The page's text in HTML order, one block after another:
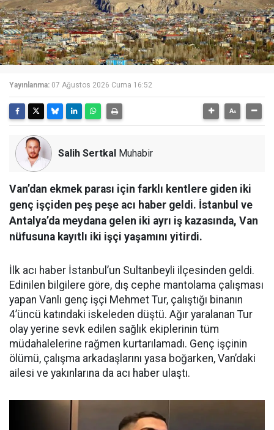
Yayınlanma: 07 Ağustos 2026 Cuma 16:52
Salih Sertkal Muhabir
Van’dan ekmek parası için farklı kentlere giden iki
genç işçiden peş peşe acı haber geldi. İstanbul ve
Antalya’da meydana gelen iki ayrı iş kazasında, Van
nüfusuna kayıtlı iki işçi yaşamını yitirdi.
İlk acı haber İstanbul’un Sultanbeyli ilçesinden geldi.
Edinilen bilgilere göre, dış cephe mantolama çalışması
yapan Vanlı genç işçi Mehmet Tur, çalıştığı binanın
4’üncü katındaki iskeleden düştü. Ağır yaralanan Tur
olay yerine sevk edilen sağlık ekiplerinin tüm
müdahalelerine rağmen kurtarılamadı. Genç işçinin
ölümü, çalışma arkadaşlarını yasa boğarken, Van’daki
ailesi ve yakınlarına da acı haber ulaştı.